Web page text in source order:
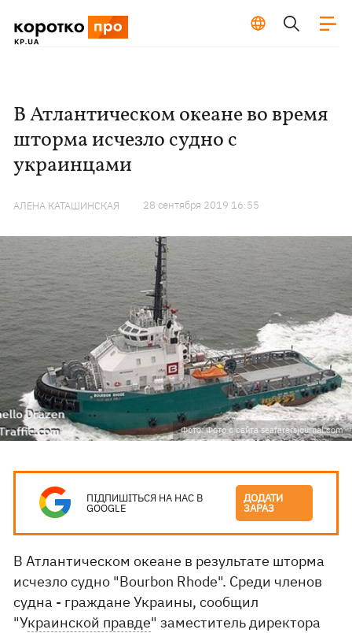
В Атлантическом океане во время
шторма исчезло судно с
украинцами
АЛЕНА КАТАШИНСКАЯ 28 сентября 2019 16:55
Фото: Фото с сайта seafarersjournal.com
ПІДПИШІТЬСЯ НА НАС В
GOOGLE
ДОДАТИ
ЗАРАЗ
В Атлантическом океане в результате шторма
исчезло судно "Bourbon Rhode". Среди членов
судна - граждане Украины, сообщил
"Украинской правде" заместитель директора